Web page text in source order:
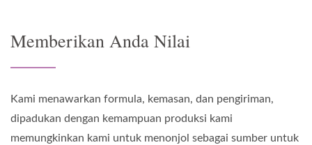
Memberikan Anda Nilai
Kami menawarkan formula, kemasan, dan pengiriman,
dipadukan dengan kemampuan produksi kami
memungkinkan kami untuk menonjol sebagai sumber untuk